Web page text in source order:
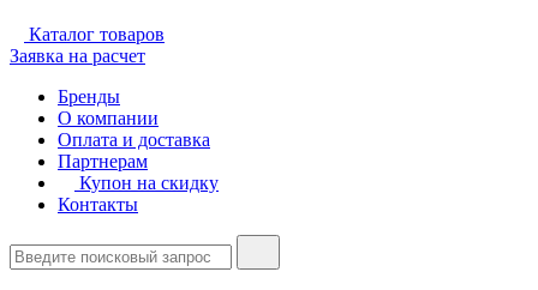
Каталог товаров
Заявка на расчет
Бренды
О компании
Оплата и доставка
Партнерам
Купон на скидку
Контакты